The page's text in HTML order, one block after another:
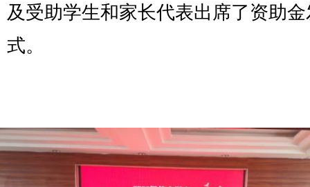
及受助学生和家长代表出席了资助
式。